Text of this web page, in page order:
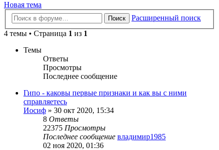
Новая тема
Поиск
Расширенный поиск
4 темы • Страница 1 из 1
Темы
Ответы
Просмотры
Последнее сообщение
Гипо - каковы первые признаки и как вы с ними
справляетесь
Иосиф » 30 окт 2020, 15:34
8 Ответы
22375 Просмотры
Последнее сообщение владимир1985
02 ноя 2020, 01:36